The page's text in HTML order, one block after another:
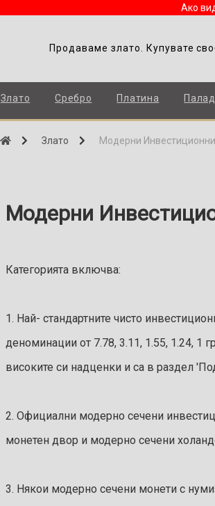
Ако
Продаваме злато. Купувате
Злато Сребро Платина
Злато Модерни
Модерни
Категорията включва:
1. Най- стандартните чисто
деноминации от 7.78, 3.11, 1.55, 1.24, 1
високите си надценки и са в раздел
2. Официални модерно сечени
монетен двор и модерно сечени
3. Някои модерно сечени монети с